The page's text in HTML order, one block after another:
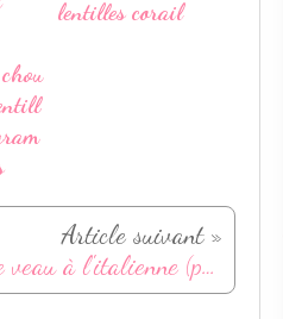
lentilles corail
Article suivant »
Boulettes de veau à l'italienne (polpette)